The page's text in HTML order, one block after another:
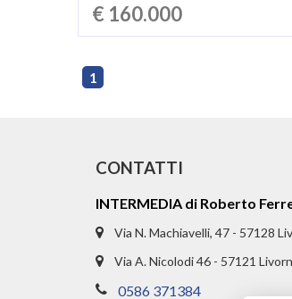
€ 160.000
1
CONTATTI
INTERMEDIA di Roberto
Via N. Machiavelli, 47 - 57128
Via A. Nicolodi 46 - 57121
0586 371384